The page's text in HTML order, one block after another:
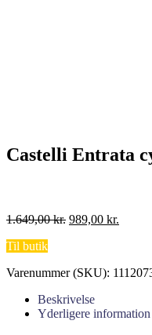
Castelli Entrata
1.649,00kr. Den
1.649,00 kr..
989,00 kr.
Til butik
Varenummer (SKU):
Beskrivelse
Yderligere information